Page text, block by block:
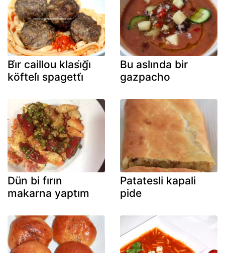
Bi̇r caillou klasi̇ği̇
köfteli̇ spagetti̇
Bu aslında bir
gazpacho
Dün bi fırın
makarna yaptım
Patatesli kapali
pide